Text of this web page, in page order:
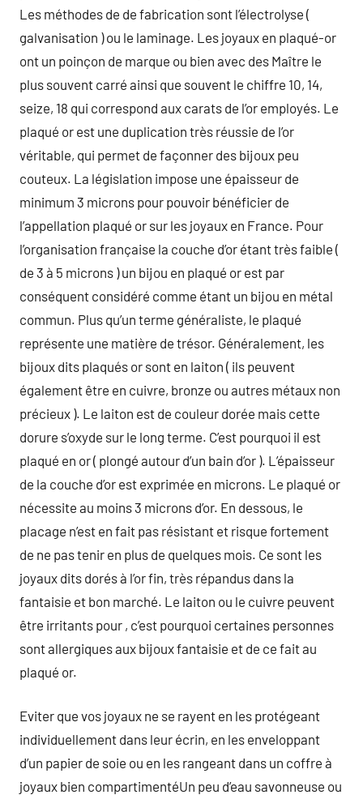
Les méthodes de de fabrication sont l’électrolyse (
galvanisation ) ou le laminage. Les joyaux en plaqué-or
ont un poinçon de marque ou bien avec des Maître le
plus souvent carré ainsi que souvent le chiffre 10, 14,
seize, 18 qui correspond aux carats de l’or employés. Le
plaqué or est une duplication très réussie de l’or
véritable, qui permet de façonner des bijoux peu
couteux. La législation impose une épaisseur de
minimum 3 microns pour pouvoir bénéficier de
l’appellation plaqué or sur les joyaux en France. Pour
l’organisation française la couche d’or étant très faible (
de 3 à 5 microns ) un bijou en plaqué or est par
conséquent considéré comme étant un bijou en métal
commun. Plus qu’un terme généraliste, le plaqué
représente une matière de trésor. Généralement, les
bijoux dits plaqués or sont en laiton ( ils peuvent
également être en cuivre, bronze ou autres métaux non
précieux ). Le laiton est de couleur dorée mais cette
dorure s’oxyde sur le long terme. C’est pourquoi il est
plaqué en or ( plongé autour d’un bain d’or ). L’épaisseur
de la couche d’or est exprimée en microns. Le plaqué or
nécessite au moins 3 microns d’or. En dessous, le
placage n’est en fait pas résistant et risque fortement
de ne pas tenir en plus de quelques mois. Ce sont les
joyaux dits dorés à l’or fin, très répandus dans la
fantaisie et bon marché. Le laiton ou le cuivre peuvent
être irritants pour , c’est pourquoi certaines personnes
sont allergiques aux bijoux fantaisie et de ce fait au
plaqué or.
Eviter que vos joyaux ne se rayent en les protégeant
individuellement dans leur écrin, en les enveloppant
d’un papier de soie ou en les rangeant dans un coffre à
joyaux bien compartimentéUn peu d’eau savonneuse ou